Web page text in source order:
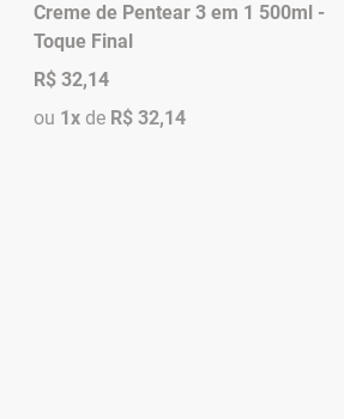
Creme de Pentear 3 em 1 500ml -
Toque Final
R$ 32,14
ou 1x de R$ 32,14